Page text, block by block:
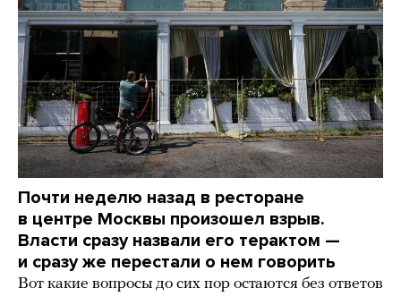
Почти неделю назад в ресторане
в центре Москвы произошел взрыв.
Власти сразу назвали его терактом —
и сразу же перестали о нем говорить
Вот какие вопросы до сих пор остаются без ответов